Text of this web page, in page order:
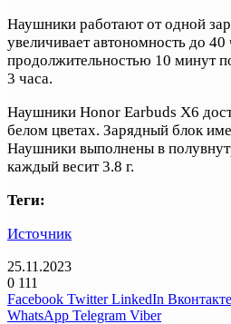
Наушники работают от одной
увеличивает автономность до 40
продолжительностью 10 минут
3 часа.
Наушники Honor Earbuds X6
белом цветах. Зарядный блок
Наушники выполнены в
каждый весит 3.8 г.
Теги:
Источник
25.11.2023
0 111
Facebook Twitter LinkedIn Вконтакте
WhatsApp Telegram Viber